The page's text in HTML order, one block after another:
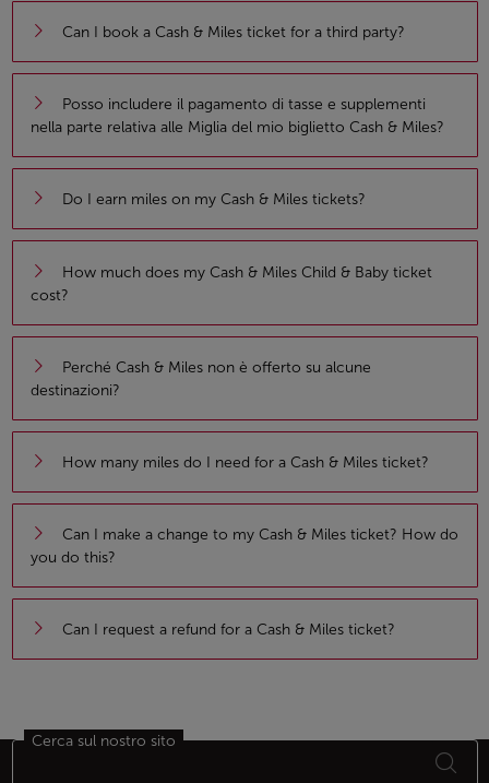
Can I book a Cash & Miles ticket for a third party?
Posso includere il pagamento di tasse e supplementi
nella parte relativa alle Miglia del mio biglietto Cash & Miles?
Do I earn miles on my Cash & Miles tickets?
How much does my Cash & Miles Child & Baby ticket
cost?
Perché Cash & Miles non è offerto su alcune
destinazioni?
How many miles do I need for a Cash & Miles ticket?
Can I make a change to my Cash & Miles ticket? How do
you do this?
Can I request a refund for a Cash & Miles ticket?
Piè di pagina Mappa del sito
Cerca sul nostro sito